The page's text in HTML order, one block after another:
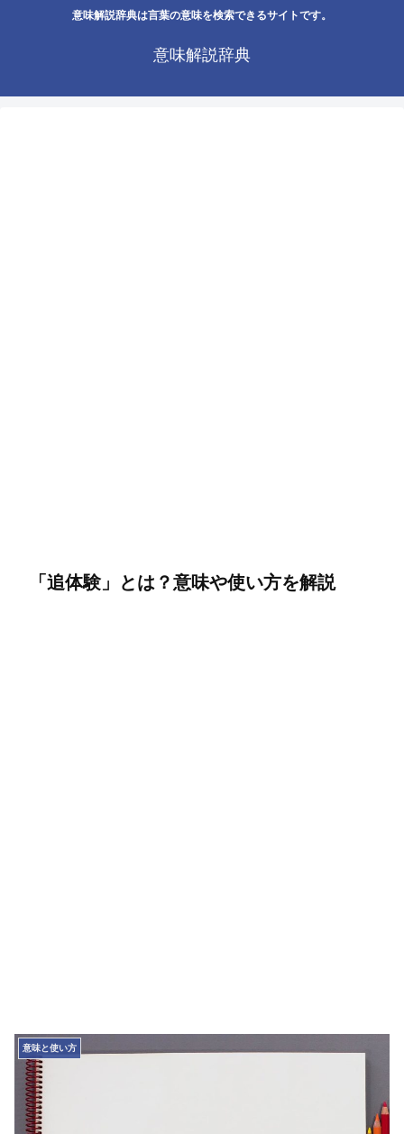
意味解説辞典は言葉の意味を検索できるサイトです。
意味解説辞典
「追体験」とは？意味や使い方を解説
意味と使い方